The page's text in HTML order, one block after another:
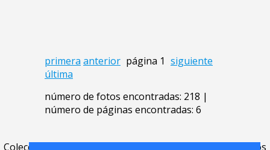
primera anterior página 1 siguiente
última
número de fotos encontradas: 218 |
número de páginas encontradas: 6
Colecciones términos